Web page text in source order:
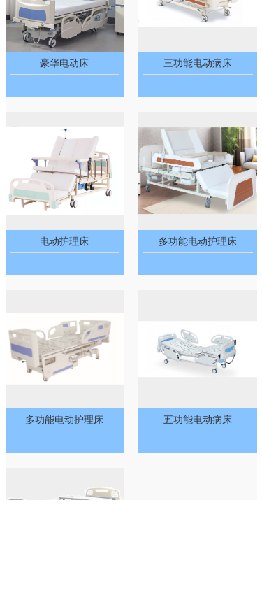
豪华电动床 三功能电动病床
电动护理床 多功能电动护理床
多功能电动护理床 五功能电动病床